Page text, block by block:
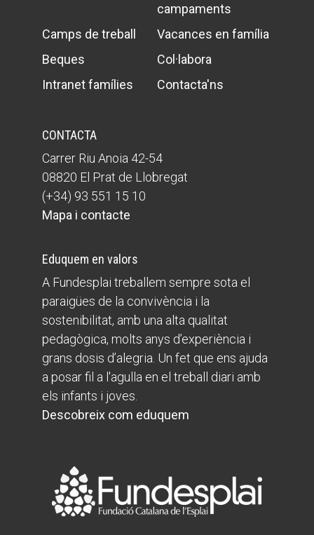
campaments
Camps de treball
Vacances en família
Beques
Col·labora
Intranet famílies
Contacta'ns
CONTACTA
Carrer Riu Anoia 42-54
08820 El Prat de Llobregat
(+34) 93 551 15 10
Mapa i contacte
Eduquem en valors
A Fundesplai treballem sempre sota el
paraigües de la convivència i la
sostenibilitat, amb una alta qualitat
pedagògica, molts anys d’experiència i
grans dosis d’alegria. Un fet que ens ajuda
a posar fil a l'agulla en el treball diari amb
els infants i joves.
Descobreix com eduquem